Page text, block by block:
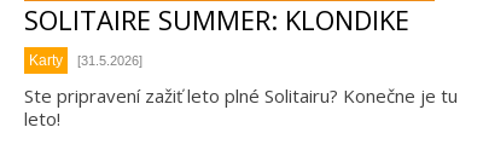
SOLITAIRE SUMMER: KLONDIKE
Karty [31.5.2026]
Ste pripravení zažiť leto plné Solitairu? Konečne je tu
leto!